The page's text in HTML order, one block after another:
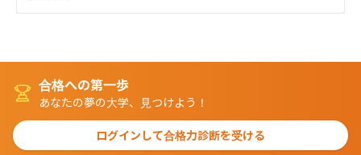
合格への第一歩
あなたの夢の大学、見つけよう！
ログインして合格力診断を受ける